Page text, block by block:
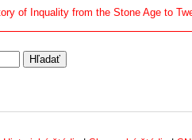
of Inquality from the Stone Age to